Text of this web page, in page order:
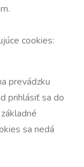
cookies:
prevádzku
prihlásiť sa do
sa nedá